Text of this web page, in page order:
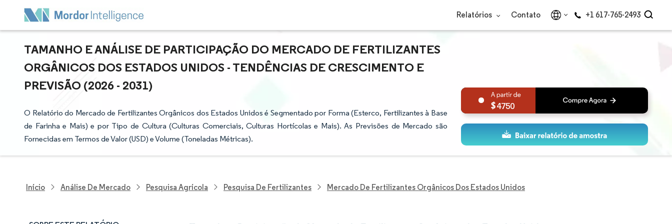
Relatórios Contato +1 617-765-2493
TAMANHO E ANÁLISE DE PARTICIPAÇÃO DO MERCADO DE FERTILIZANTES
ORGÂNICOS DOS ESTADOS UNIDOS - TENDÊNCIAS DE CRESCIMENTO E
PREVISÃO (2026 - 2031)
O Relatório do Mercado de Fertilizantes Orgânicos dos Estados Unidos é Segmentado por Forma (Esterco, Fertilizantes à Base
de Farinha e Mais) e por Tipo de Cultura (Culturas Comerciais, Culturas Hortícolas e Mais). As Previsões de Mercado são
Fornecidas em Termos de Valor (USD) e Volume (Toneladas Métricas).
4750
Início Análise De Mercado Pesquisa Agrícola Pesquisa De Fertilizantes Mercado De Fertilizantes Orgânicos Dos Estados Unidos